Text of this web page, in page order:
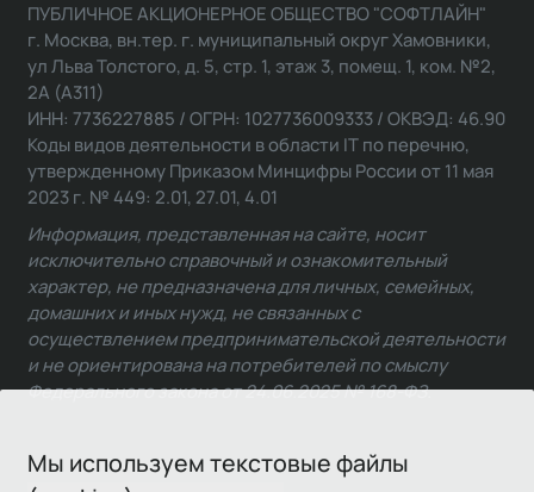
Мы используем текстовые файлы
ПУБЛИЧНОЕ АКЦИОНЕРНОЕ ОБЩЕСТВО "СОФТЛАЙН"
г. Москва, вн.тер. г. муниципальный округ Хамовники,
ул Льва Толстого, д. 5, стр. 1, этаж 3, помещ. 1, ком. №2,
2А (А311)
ИНН: 7736227885 / ОГРН: 1027736009333 / ОКВЭД: 46.90
Коды видов деятельности в области IT по перечню,
утвержденному Приказом Минцифры России от 11 мая
2023 г. № 449: 2.01, 27.01, 4.01
Информация, представленная на сайте, носит
исключительно справочный и ознакомительный
характер, не предназначена для личных, семейных,
домашних и иных нужд, не связанных с
осуществлением предпринимательской деятельности
и не ориентирована на потребителей по смыслу
Федерального закона от 24.06.2025 № 168-ФЗ.